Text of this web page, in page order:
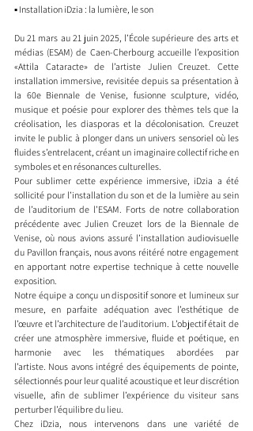
▪️ Installation iDzia : la lumière, le son
Du 21 mars au 21 juin 2025, l’École supérieure des arts et
médias (ESAM) de Caen-Cherbourg accueille l’exposition
«Attila Cataracte» de l’artiste Julien Creuzet. Cette
installation immersive, revisitée depuis sa présentation à
la 60e Biennale de Venise, fusionne sculpture, vidéo,
musique et poésie pour explorer des thèmes tels que la
créolisation, les diasporas et la décolonisation. Creuzet
invite le public à plonger dans un univers sensoriel où les
fluides s’entrelacent, créant un imaginaire collectif riche en
symboles et en résonances culturelles.
Pour sublimer cette expérience immersive, iDzia a été
sollicité pour l’installation du son et de la lumière au sein
de l’auditorium de l’ESAM. Forts de notre collaboration
précédente avec Julien Creuzet lors de la Biennale de
Venise, où nous avions assuré l’installation audiovisuelle
du Pavillon français, nous avons réitéré notre engagement
en apportant notre expertise technique à cette nouvelle
exposition.
Notre équipe a conçu un dispositif sonore et lumineux sur
mesure, en parfaite adéquation avec l’esthétique de
l’œuvre et l’architecture de l’auditorium. L’objectif était de
créer une atmosphère immersive, fluide et poétique, en
harmonie avec les thématiques abordées par
l’artiste. Nous avons intégré des équipements de pointe,
sélectionnés pour leur qualité acoustique et leur discrétion
visuelle, afin de sublimer l’expérience du visiteur sans
perturber l’équilibre du lieu.​
Chez iDzia, nous intervenons dans une variété de